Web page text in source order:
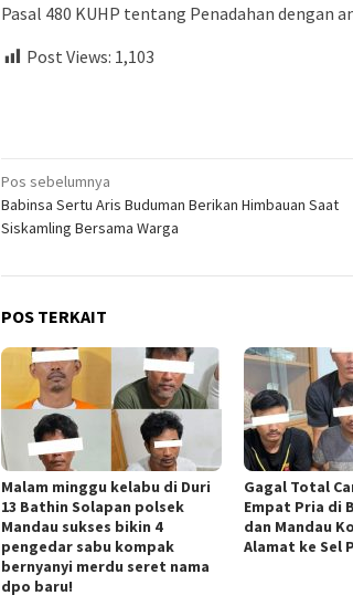
Pasal 480 KUHP tentang Penadahan dengan
Post Views: 1,103
Navigasi
pos
Pos sebelumnya
Babinsa Sertu Aris Buduman Berikan Himbauan Saat
Siskamling Bersama Warga
POS TERKAIT
Malam minggu kelabu di Duri
13 Bathin Solapan polsek
Mandau sukses bikin 4
pengedar sabu kompak
bernyanyi merdu seret nama
dpo baru!
Gagal Total
Empat Pria di
dan Mandau
Alamat ke Sel